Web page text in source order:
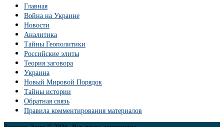
Главная
Война на Украине
Новости
Аналитика
Тайны Геополитики
Российские элиты
Теория заговора
Украина
Новый Мировой Порядок
Тайны истории
Обратная связь
Правила комментирования материалов